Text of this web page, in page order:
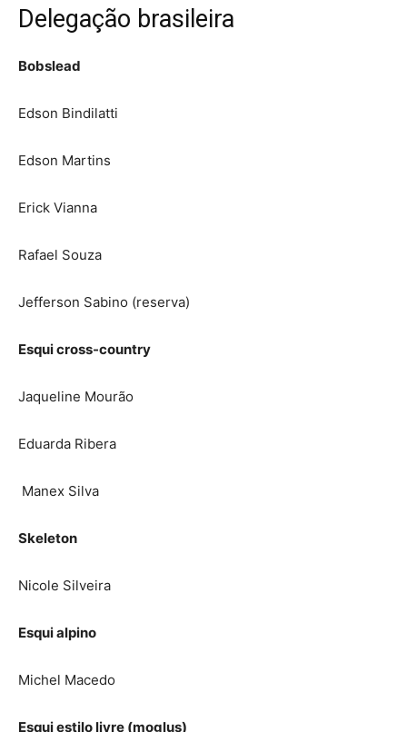
Delegação brasileira
Bobslead
Edson Bindilatti
Edson Martins
Erick Vianna
Rafael Souza
Jefferson Sabino (reserva)
Esqui cross-country
Jaqueline Mourão
Eduarda Ribera
Manex Silva
Skeleton
Nicole Silveira
Esqui alpino
Michel Macedo
Esqui estilo livre (moglus)